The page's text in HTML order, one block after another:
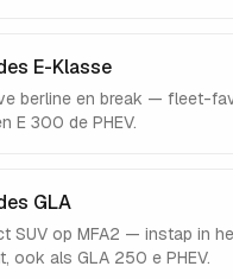
E-Klasse
berline en break — fleet-
E 300 de PHEV.
GLA
SUV op MFA2 — instap in
ook als GLA 250 e PHEV.